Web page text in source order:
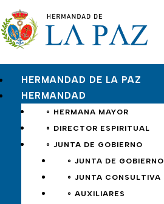
HERMANDAD DE LA PAZ
HERMANDAD
∘ HERMANA MAYOR
∘ DIRECTOR ESPIRITUAL
∘ JUNTA DE GOBIERNO
∘ JUNTA DE GOBIERNO
∘ JUNTA CONSULTIVA
∘ AUXILIARES